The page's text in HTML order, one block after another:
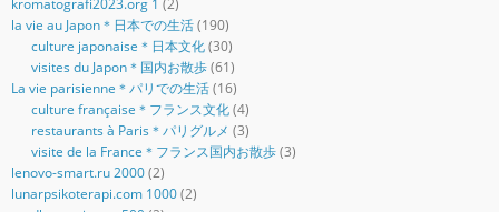
la vie au Japon＊日本での生活(190)
culture japonaise＊日本文化(30)
visites du Japon＊国内お散歩(61)
La vie parisienne＊パリでの生活(16)
culture française＊フランス文化(4)
restaurants à Paris＊パリグルメ (3)
visite de la France＊フランス国内お散歩(3)
lenovo-smart.ru 2000(2)
lunarpsikoterapi.com 1000(2)